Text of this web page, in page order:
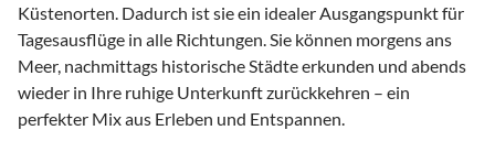
Küstenorten. Dadurch ist sie ein idealer Ausgangspunkt für
Tagesausflüge in alle Richtungen. Sie können morgens ans
Meer, nachmittags historische Städte erkunden und abends
wieder in Ihre ruhige Unterkunft zurückkehren – ein
perfekter Mix aus Erleben und Entspannen.